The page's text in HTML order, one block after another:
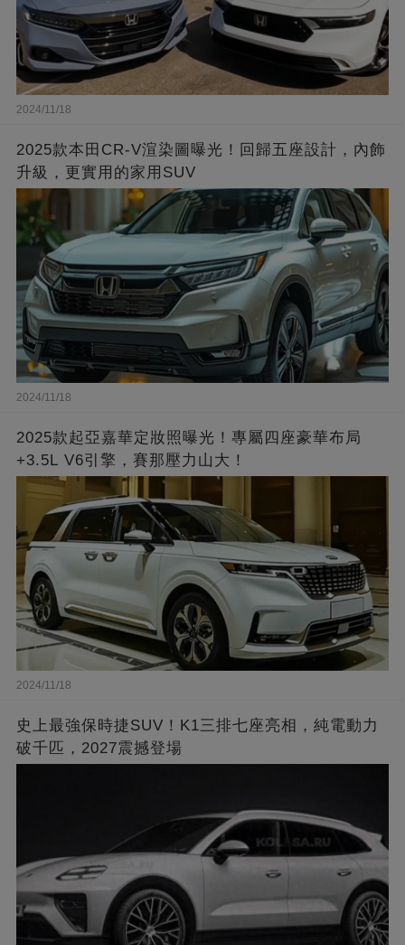
2024/11/18
2025款本田CR-V渲染圖曝光！回歸五座設計，內飾
升級，更實用的家用SUV
2024/11/18
2025款起亞嘉華定妝照曝光！專屬四座豪華布局
+3.5L V6引擎，賽那壓力山大！
2024/11/18
史上最強保時捷SUV！K1三排七座亮相，純電動力
破千匹，2027震撼登場